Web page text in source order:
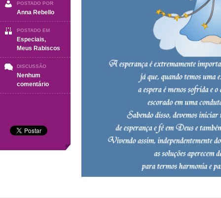
POSTADO POR
Anna Rebello
POSTADO EM
Especiais,
Meus Rabiscos
DISCUSSÃO
Nenhum
comentárioem
O